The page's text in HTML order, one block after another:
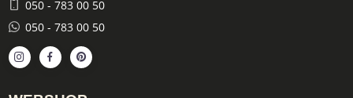
050 - 783 00 50
050 - 783 00 50